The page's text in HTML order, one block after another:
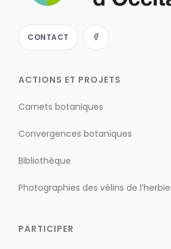
CONTACT
ACTIONS ET PROJETS
Carnets botaniques
Convergences botaniques
Bibliothèque
Photographies des vélins de
PARTICIPER